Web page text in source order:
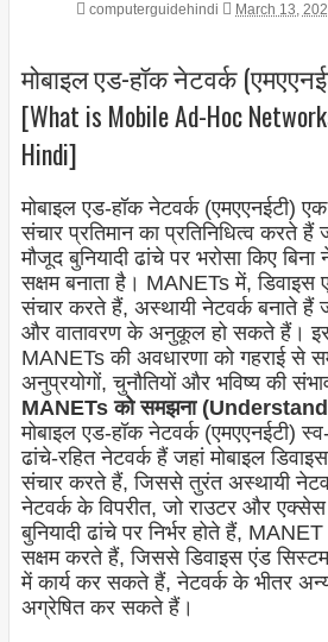
computerguidehindi March 13,
मोबाइल एड-हॉक नेटवर्क
[What is Mobile Ad-Hoc
Hindi]
मोबाइल एड-हॉक नेटवर्क (एमएएनईटी)
संचार प्रतिमान का प्रतिनिधित्व करते
मौजूद बुनियादी ढांचे पर भरोसा किए
सक्षम बनाता है। MANETs में,
संचार करते हैं, अस्थायी नेटवर्क बनाते हैं
और वातावरण के अनुकूल हो सकते हैं। इस
MANETs की अवधारणा को गहराई से
अनुप्रयोगों, चुनौतियों और भविष्य की
MANETs को समझना
मोबाइल एड-हॉक नेटवर्क (एमएएनईटी) स्व-
ढांचे-रहित नेटवर्क हैं जहां मोबाइल
संचार करते हैं, जिससे तुरंत अस्थायी
नेटवर्क के विपरीत, जो राउटर और
बुनियादी ढांचे पर निर्भर होते हैं,
सक्षम करते हैं, जिससे डिवाइस एंड
में कार्य कर सकते हैं, नेटवर्क के भीतर
अग्रेषित कर सकते हैं।